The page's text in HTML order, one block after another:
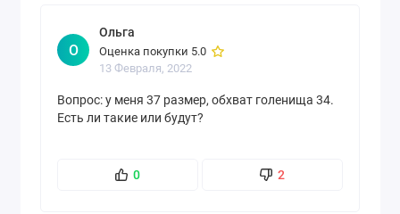
О
Ольга
Оценка покупки 5.0
13 Февраля, 2022
Вопрос: у меня 37 размер, обхват голенища 34.
Есть ли такие или будут?
0 2